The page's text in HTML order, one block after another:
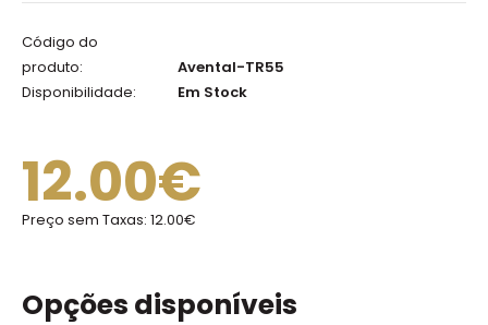
Código do
produto:
Avental-TR55
Disponibilidade:
Em Stock
12.00€
Preço sem Taxas: 12.00€
Opções disponíveis